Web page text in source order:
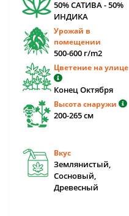
50% САТИВА - 50%
ИНДИКА
Урожай в
помещении
500-600 г/m2
Цветение на улице
Конец Октября
Высота снаружи
200-265 cм
Вкус
Землянистый,
Сосновый,
Древесный